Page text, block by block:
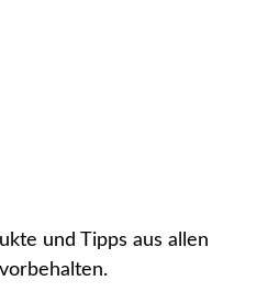
und Tipps aus allen